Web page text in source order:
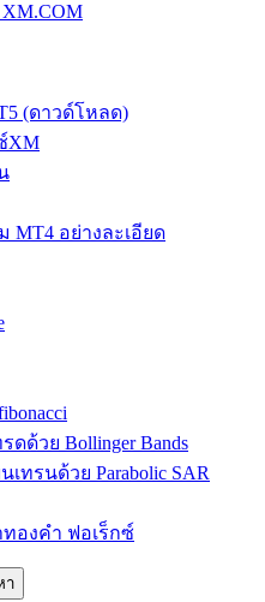
(ดาวด์โหลด)
XM
MT4 อย่างละเอียด
ด้วย Bollinger Bands
ทรนด้วย Parabolic SAR
องคำ ฟอเร็กซ์